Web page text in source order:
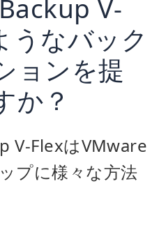
V-
うなバック
ョンを提
か？
V-FlexはVMware
プに様々な方法